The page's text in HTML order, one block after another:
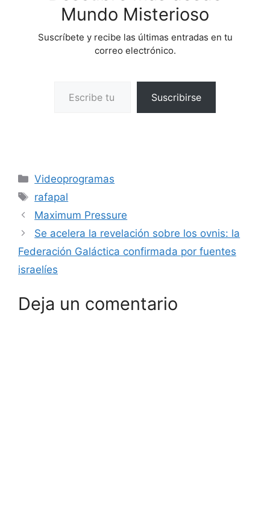
Mundo Misterioso
Suscríbete y recibe las últimas entradas en tu
correo electrónico.
Suscribirse
Categorías
Videoprogramas
Etiquetas
rafapal
Maximum Pressure
Se acelera la revelación sobre los ovnis: la
Federación Galáctica confirmada por fuentes
israelíes
Deja un comentario